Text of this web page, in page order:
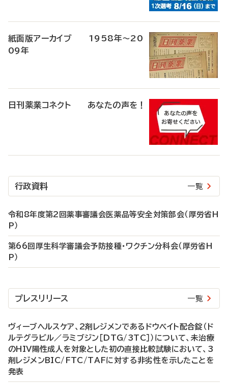
紙面版アーカイブ 1958年～20
09年
日刊薬業コネクト あなたの声を！
行政資料 一覧
令和8年度第2回薬事審議会医薬品等安全対策部会（厚労省H
P）
第66回厚生科学審議会予防接種・ワクチン分科会（厚労省H
P）
プレスリリース 一覧
ヴィーブヘルスケア、2剤レジメンであるドウベイト配合錠（ド
ルテグラビル／ラミブジン［DTG/3TC］）について、未治療
のHIV陽性成人を対象とした初の直接比較試験において、3
剤レジメンBIC/FTC/TAFに対する非劣性を示したことを
発表